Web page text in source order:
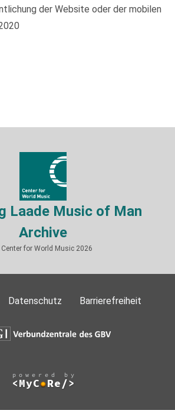
der Website oder der mobilen
Laade Music of Man
Archive
for World Music 2026
Datenschutz Barrierefreiheit